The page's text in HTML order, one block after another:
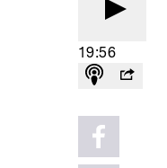
19:56